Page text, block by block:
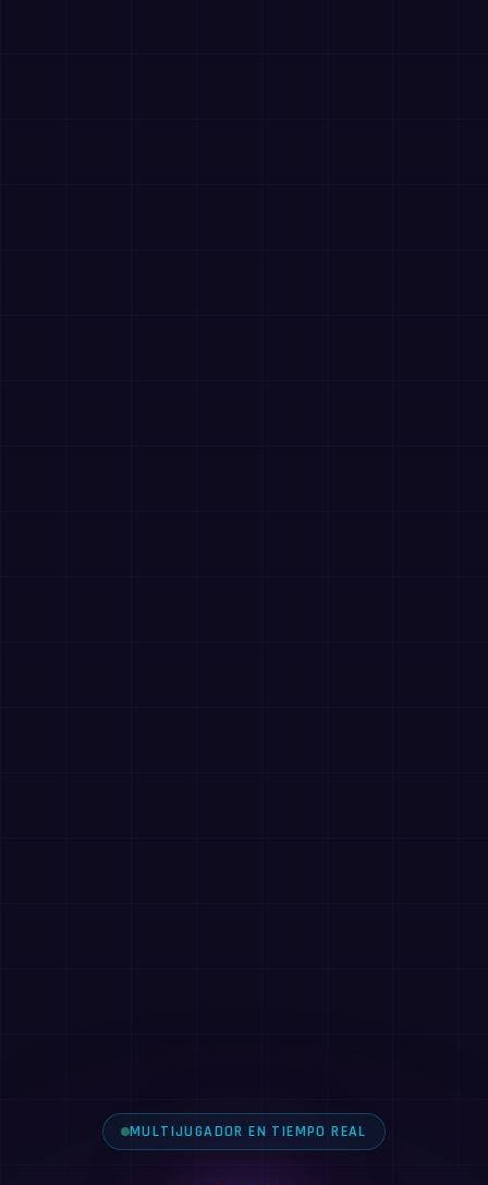
MULTIJUGADOR EN TIEMPO REAL